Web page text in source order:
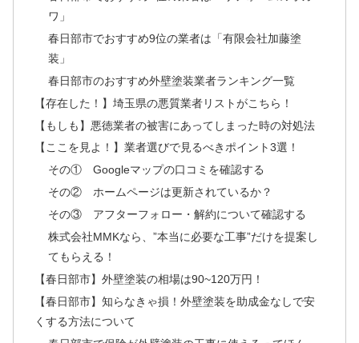
ワ」
春日部市でおすすめ9位の業者は「有限会社加藤塗
装」
春日部市のおすすめ外壁塗装業者ランキング一覧
【存在した！】埼玉県の悪質業者リストがこちら！
【もしも】悪徳業者の被害にあってしまった時の対処法
【ここを見よ！】業者選びで見るべきポイント3選！
その① Googleマップの口コミを確認する
その② ホームページは更新されているか？
その③ アフターフォロー・解約について確認する
株式会社MMKなら、”本当に必要な工事”だけを提案し
てもらえる！
【春日部市】外壁塗装の相場は90~120万円！
【春日部市】知らなきゃ損！外壁塗装を助成金なしで安
くする方法について